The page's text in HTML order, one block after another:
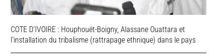
COTE D’IVOIRE : Houphouët-Boigny, Alassane Ouattara et
l’installation du tribalisme (rattrapage ethnique) dans le pays